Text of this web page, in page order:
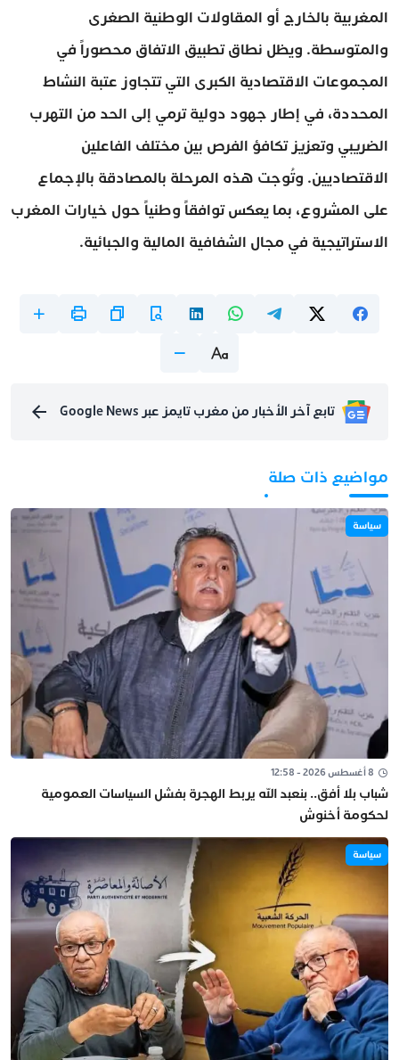
المغربية بالخارج أو المقاولات الوطنية الصغرى
والمتوسطة. ويظل نطاق تطبيق الاتفاق محصوراً في
المجموعات الاقتصادية الكبرى التي تتجاوز عتبة النشاط
المحددة، في إطار جهود دولية ترمي إلى الحد من التهرب
الضريبي وتعزيز تكافؤ الفرص بين مختلف الفاعلين
الاقتصاديين. وتُوجت هذه المرحلة بالمصادقة بالإجماع
على المشروع، بما يعكس توافقاً وطنياً حول خيارات المغرب
الاستراتيجية في مجال الشفافية المالية والجبائية.
تابع آخر الأخبار من مغرب تايمز عبر Google News
مواضيع ذات صلة
سياسة
8 أغسطس 2026 - 12:58
شباب بلا أفق.. بنعبد الله يربط الهجرة بفشل السياسات العمومية
لحكومة أخنوش
سياسة